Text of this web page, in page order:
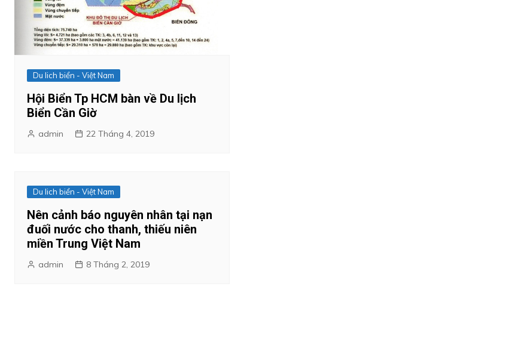
Du lich biển - Việt Nam
Hội Biển Tp HCM bàn về Du lịch
Biển Cần Giờ
admin 22 Tháng 4, 2019
Du lich biển - Việt Nam
Nên cảnh báo nguyên nhân tại nạn
đuối nước cho thanh, thiếu niên
miền Trung Việt Nam
admin 8 Tháng 2, 2019